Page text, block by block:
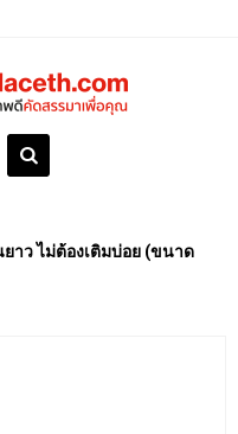
ว ไม่ต้องเติมบ่อย (ขนาด